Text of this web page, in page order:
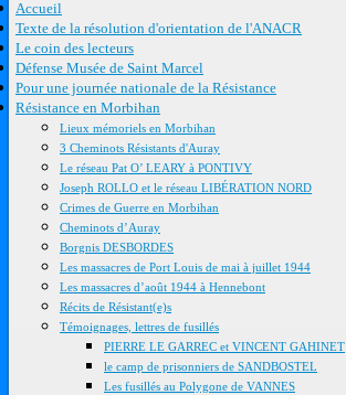
Accueil
Texte de la résolution d'orientation de l'ANACR
Le coin des lecteurs
Défense Musée de Saint Marcel
Pour une journée nationale de la Résistance
Résistance en Morbihan
Lieux mémoriels en Morbihan
3 Cheminots Résistants d'Auray
Le réseau Pat O’ LEARY à PONTIVY
Joseph ROLLO et le réseau LIBÉRATION NORD
Crimes de Guerre en Morbihan
Cheminots d’Auray
Borgnis DESBORDES
Les massacres de Port Louis de mai à juillet 1944
Les massacres d’août 1944 à Hennebont
Récits de Résistant(e)s
Témoignages, lettres de fusillés
PIERRE LE GARREC et VINCENT GAHINET
le camp de prisonniers de SANDBOSTEL
Les fusillés au Polygone de VANNES